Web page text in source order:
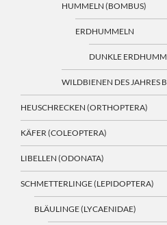
HUMMELN (BOMBUS)
ERDHUMMELN
DUNKLE
WILDBIENEN DES JAHRES
HEUSCHRECKEN (ORTHOPTERA)
KÄFER (COLEOPTERA)
LIBELLEN (ODONATA)
SCHMETTERLINGE (LEPIDOPTERA)
BLÄULINGE (LYCAENIDAE)